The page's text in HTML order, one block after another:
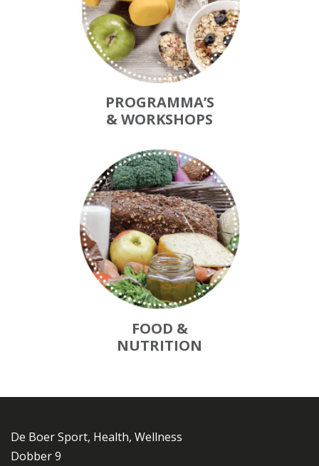
PROGRAMMA’S
& WORKSHOPS
FOOD &
NUTRITION
De Boer Sport, Health, Wellness
Dobber 9